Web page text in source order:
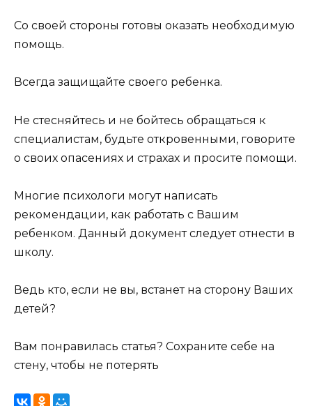
Со своей стороны готовы оказать необходимую
помощь.
Всегда защищайте своего ребенка.
Не стесняйтесь и не бойтесь обращаться к
специалистам, будьте откровенными, говорите
о своих опасениях и страхах и просите помощи.
Многие психологи могут написать
рекомендации, как работать с Вашим
ребенком. Данный документ следует отнести в
школу.
Ведь кто, если не вы, встанет на сторону Ваших
детей?
Вам понравилась статья? Сохраните себе на
стену, чтобы не потерять